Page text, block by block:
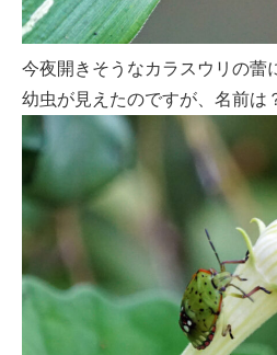
今夜開きそうなカラスウリの蕾
幼虫が見えたのですが、名前は